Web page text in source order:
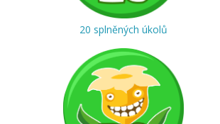
20 splněných úkolů